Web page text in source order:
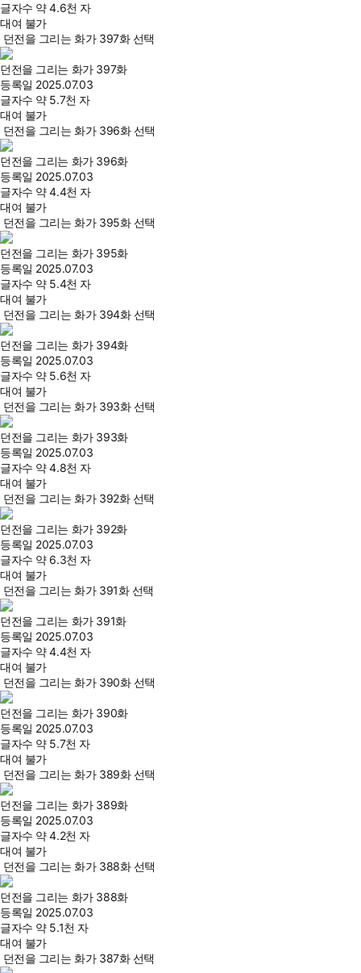
글자수 약 4.6천 자
대여 불가
던전을 그리는 화가 397화 선택
던전을 그리는 화가 397화
등록일 2025.07.03
글자수 약 5.7천 자
대여 불가
던전을 그리는 화가 396화 선택
던전을 그리는 화가 396화
등록일 2025.07.03
글자수 약 4.4천 자
대여 불가
던전을 그리는 화가 395화 선택
던전을 그리는 화가 395화
등록일 2025.07.03
글자수 약 5.4천 자
대여 불가
던전을 그리는 화가 394화 선택
던전을 그리는 화가 394화
등록일 2025.07.03
글자수 약 5.6천 자
대여 불가
던전을 그리는 화가 393화 선택
던전을 그리는 화가 393화
등록일 2025.07.03
글자수 약 4.8천 자
대여 불가
던전을 그리는 화가 392화 선택
던전을 그리는 화가 392화
등록일 2025.07.03
글자수 약 6.3천 자
대여 불가
던전을 그리는 화가 391화 선택
던전을 그리는 화가 391화
등록일 2025.07.03
글자수 약 4.4천 자
대여 불가
던전을 그리는 화가 390화 선택
던전을 그리는 화가 390화
등록일 2025.07.03
글자수 약 5.7천 자
대여 불가
던전을 그리는 화가 389화 선택
던전을 그리는 화가 389화
등록일 2025.07.03
글자수 약 4.2천 자
대여 불가
던전을 그리는 화가 388화 선택
던전을 그리는 화가 388화
등록일 2025.07.03
글자수 약 5.1천 자
대여 불가
던전을 그리는 화가 387화 선택